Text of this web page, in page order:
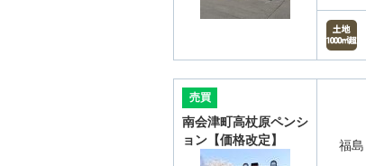
売買
南会津町高杖原ペンシ
ョン【価格改定】
福島